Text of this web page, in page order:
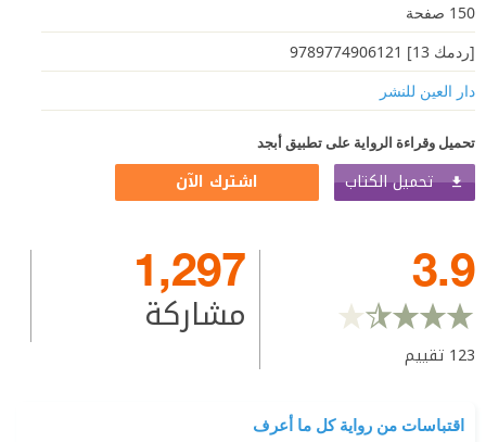
150 صفحة
[ردمك 13] 9789774906121
دار العين للنشر
تحميل وقراءة الرواية على تطبيق أبجد
تحميل الكتاب اشترك الآن
3.9
123 تقييم
1,297
مشاركة
اقتباسات من رواية كل ما أعرف